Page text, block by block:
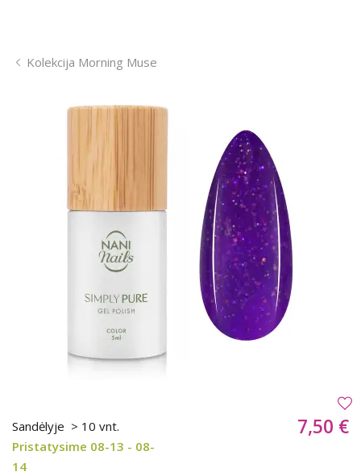
Kolekcija Morning Muse
Sandėlyje > 10 vnt.
Pristatysime 08-13 - 08-
14
7,50 €